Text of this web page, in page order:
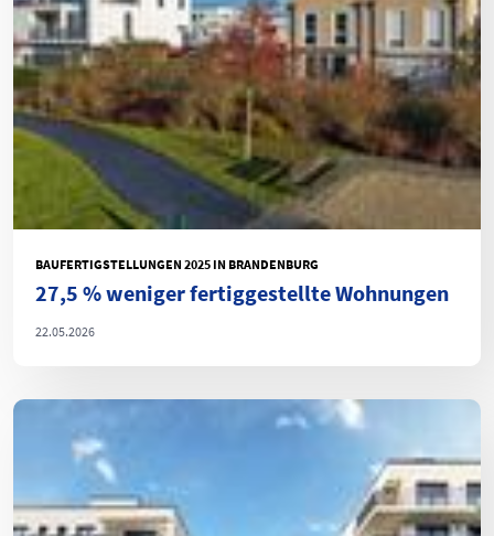
BAUFERTIGSTELLUNGEN 2025 IN BRANDENBURG
27,5 % weniger fertiggestellte Wohnungen
22.05.2026